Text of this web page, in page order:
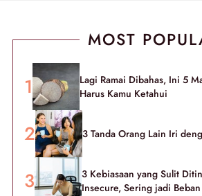
MOST
Lagi Ramai Dibahas, Ini 5
Harus Kamu Ketahui
3 Tanda Orang Lain Iri
3 Kebiasaan yang Sulit
Insecure, Sering jadi